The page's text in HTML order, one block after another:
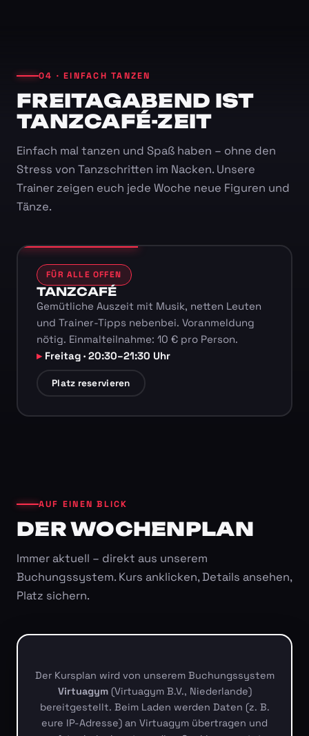
04 · EINFACH TANZEN
FREITAGABEND IST
TANZCAFÉ-ZEIT
Einfach mal tanzen und Spaß haben – ohne den
Stress von Tanzschritten im Nacken. Unsere
Trainer zeigen euch jede Woche neue Figuren und
Tänze.
FÜR ALLE OFFEN
TANZCAFÉ
Gemütliche Auszeit mit Musik, netten Leuten
und Trainer-Tipps nebenbei. Voranmeldung
nötig. Einmalteilnahme: 10 € pro Person.
Freitag · 20:30–21:30 Uhr
Platz reservieren
AUF EINEN BLICK
DER WOCHENPLAN
Immer aktuell – direkt aus unserem
Buchungssystem. Kurs anklicken, Details ansehen,
Platz sichern.
Der Kursplan wird von unserem Buchungssystem
Virtuagym(Virtuagym B.V., Niederlande)
bereitgestellt. Beim Laden werden Daten (z. B.
eure IP-Adresse) an Virtuagym übertragen und